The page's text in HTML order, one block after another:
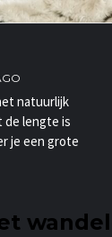
natuurlijk
de lengte is
je een grote